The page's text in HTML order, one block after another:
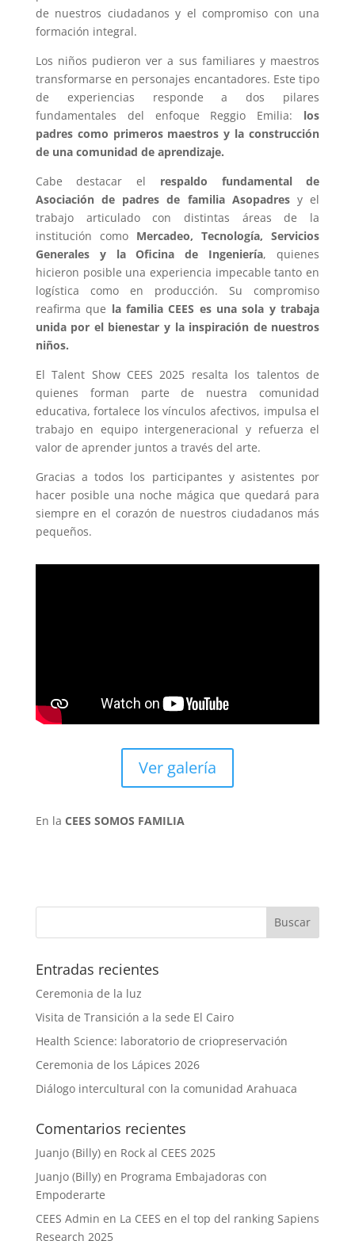
de nuestros ciudadanos y el compromiso con una
formación integral.
Los niños pudieron ver a sus familiares y maestros
transformarse en personajes encantadores. Este tipo
de experiencias responde a dos pilares
fundamentales del enfoque Reggio Emilia: los
padres como primeros maestros y la construcción
de una comunidad de aprendizaje.
Cabe destacar el respaldo fundamental de
Asociación de padres de familia Asopadresy el
trabajo articulado con distintas áreas de la
institución como Mercadeo, Tecnología, Servicios
Generales y la Oficina de Ingeniería, quienes
hicieron posible una experiencia impecable tanto en
logística como en producción. Su compromiso
reafirma que la familia CEES es una sola y trabaja
unida por el bienestar y la inspiración de nuestros
niños.
El Talent Show CEES 2025 resalta los talentos de
quienes forman parte de nuestra comunidad
educativa, fortalece los vínculos afectivos, impulsa el
trabajo en equipo intergeneracional y refuerza el
valor de aprender juntos a través del arte.
Gracias a todos los participantes y asistentes por
hacer posible una noche mágica que quedará para
siempre en el corazón de nuestros ciudadanos más
pequeños.
Ver galería
En la CEES SOMOS FAMILIA
Entradas recientes
Ceremonia de la luz
Visita de Transición a la sede El Cairo
Health Science: laboratorio de criopreservación
Ceremonia de los Lápices 2026
Diálogo intercultural con la comunidad Arahuaca
Comentarios recientes
Juanjo (Billy)en Rock al CEES 2025
Juanjo (Billy)en Programa Embajadoras con
Empoderarte
CEES Admin en La CEES en el top del ranking Sapiens
Research 2025